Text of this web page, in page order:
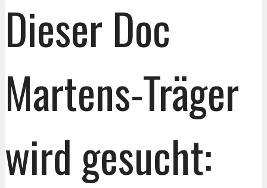
Dieser Doc
Martens-Träger
wird gesucht: